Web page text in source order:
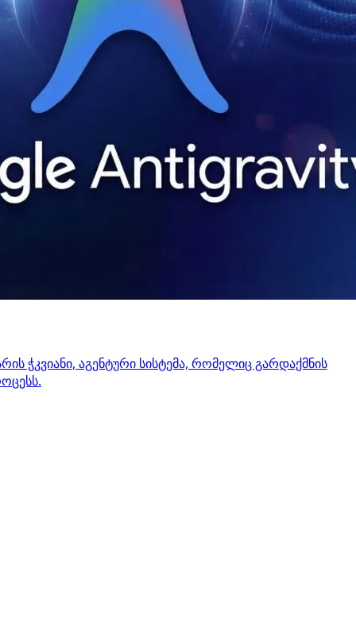
ჭკვიანი, აგენტური სისტემა, რომელიც გარდაქმნის